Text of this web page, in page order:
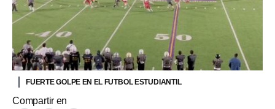
FUERTE GOLPE EN EL FUTBOL ESTUDIANTIL
Compartir en